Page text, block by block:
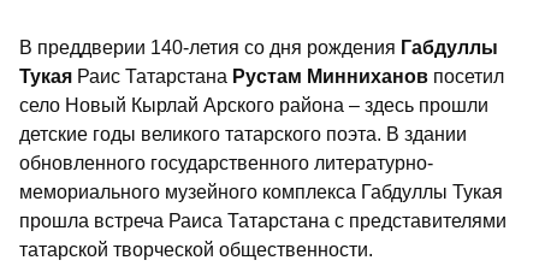
В преддверии 140-летия со дня рождения Габдуллы
Тукая Раис Татарстана Рустам Минниханов посетил
село Новый Кырлай Арского района – здесь прошли
детские годы великого татарского поэта. В здании
обновленного государственного литературно-
мемориального музейного комплекса Габдуллы Тукая
прошла встреча Раиса Татарстана с представителями
татарской творческой общественности.